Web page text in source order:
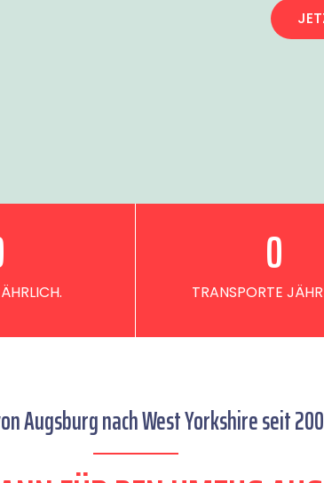
TRANSPORTE
0
Augsburg nach West Yorkshire seit